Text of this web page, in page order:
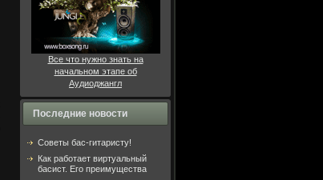
Все что нужно знать на
начальном этапе об
Аудиоджангл
Последние новости
Советы бас-гитаристу!
Как работает виртуальный
басист. Его преимущества